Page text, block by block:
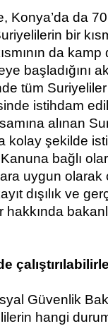
Konya’da da
bir
da kamp
başladığını
tüm
istihdam
alınan
kolay şekilde
bağlı
uygun olarak
dışılık ve
Güvenlik
hangi